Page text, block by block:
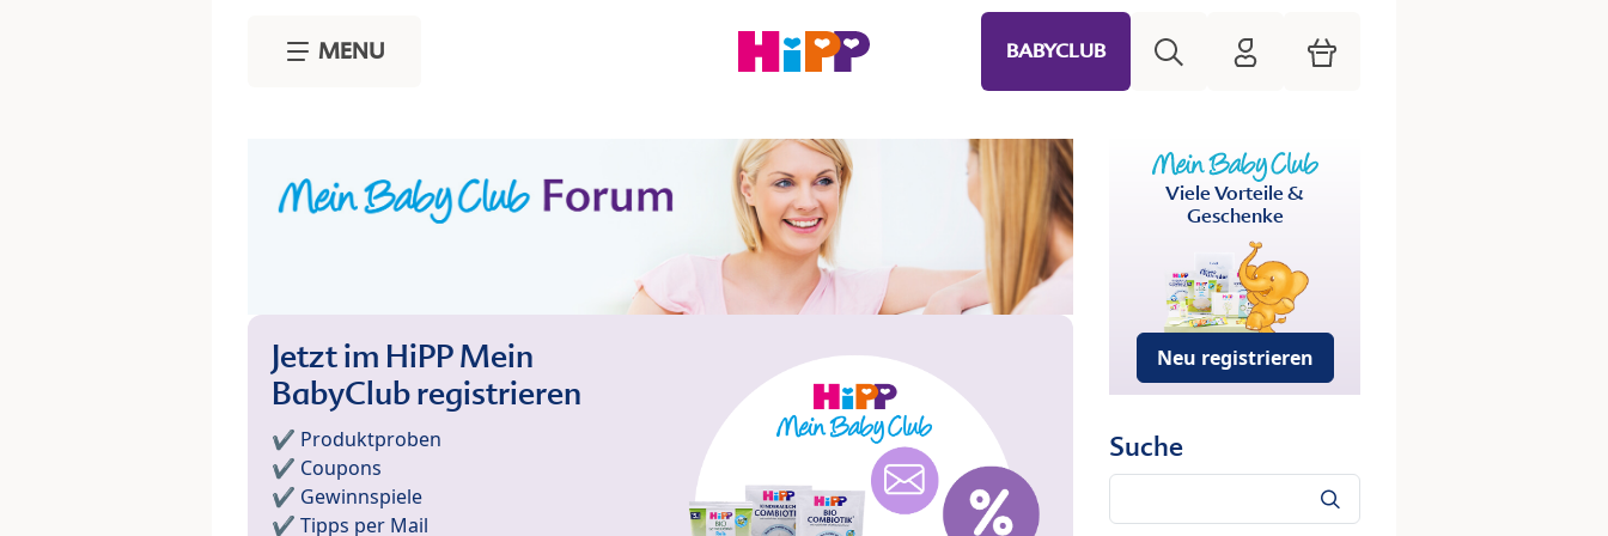
MENU BABYCLUB HiPP Mein Babyclub
Warenkorb
Jetzt im HiPP Mein
BabyClub registrieren
✔️ Produktproben
✔️ Coupons
✔️ Gewinnspiele
✔️ Tipps per Mail
Viele Vorteile &
Geschenke
Neu registrieren
Suche